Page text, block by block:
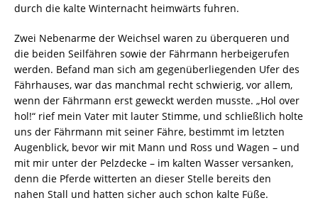
durch die kalte Winternacht heimwärts fuhren.
Zwei Nebenarme der Weichsel waren zu überqueren und
die beiden Seilfähren sowie der Fährmann herbeigerufen
werden. Befand man sich am gegenüberliegenden Ufer des
Fährhauses, war das manchmal recht schwierig, vor allem,
wenn der Fährmann erst geweckt werden musste. „Hol over
hol!“ rief mein Vater mit lauter Stimme, und schließlich holte
uns der Fährmann mit seiner Fähre, bestimmt im letzten
Augenblick, bevor wir mit Mann und Ross und Wagen – und
mit mir unter der Pelzdecke – im kalten Wasser versanken,
denn die Pferde witterten an dieser Stelle bereits den
nahen Stall und hatten sicher auch schon kalte Füße.